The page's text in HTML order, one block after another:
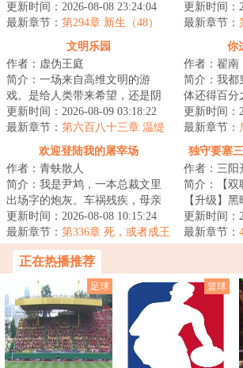
让鹿今朝被迫卷入一场无法言说
的恐怖循环。染血的...
更新时间：2026-08-08 23:24:04
最新章节： 第294章 新生（48）
么我领悟不
给我点时间
更新时间：
最新章节：
文明乐园
作者：虚伪王庭
简介：一场来自高维文明的游
戏。是给人类带来希望，还是阴
谋？面对即将熄灭的文明。是帮
助点燃火种，还是...
更新时间：2026-08-09 03:18:22
最新章节： 第六百八十三章 温缇
娅（为白银盟主冰衫沐雪加更）
（四合一）
你
作者：翟南
简介：我都
体还得百分
联义体我还
tm的得交专
更新时间：
最新章节：
欢迎登陆我的屠宰场
作者：青蚨散人
简介：我是尹鸩，一本总裁文里
出场字的炮灰。车祸残疾，母亲
惨死，最终没有尊严的‘被消失’这
是我的既定...
更新时间：2026-08-08 10:15:24
最新章节： 第336章 死，或者成王
（求月票）
独守要塞
作者：三阳
简介：【双
【升级】
暗幕席卷光
林修作为一
更新时间：
最新章节：
正在热播推荐
足球 篮球